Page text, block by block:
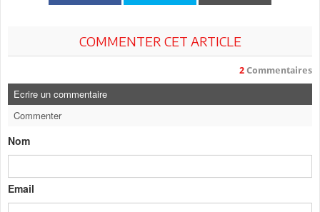
COMMENTER CET ARTICLE
2 Commentaires
Ecrire un commentaire
Commenter
Nom
Email